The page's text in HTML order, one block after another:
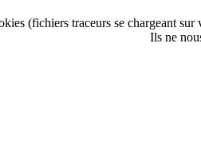
(fichiers traceurs se chargeant
Ils ne